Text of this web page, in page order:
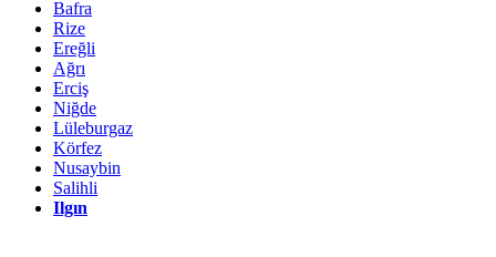
Bafra
Rize
Ereğli
Ağrı
Erciş
Niğde
Lüleburgaz
Körfez
Nusaybin
Salihli
Ilgın